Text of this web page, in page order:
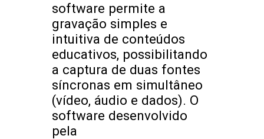
software permite a
gravação simples e
intuitiva de conteúdos
educativos, possibilitando
a captura de duas fontes
síncronas em simultâneo
(vídeo, áudio e dados). O
software desenvolvido
pela